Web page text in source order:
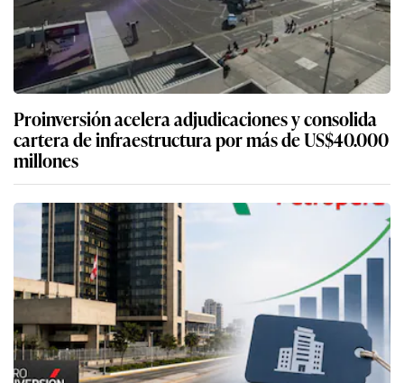
Proinversión acelera adjudicaciones y consolida
cartera de infraestructura por más de US$40.000
millones